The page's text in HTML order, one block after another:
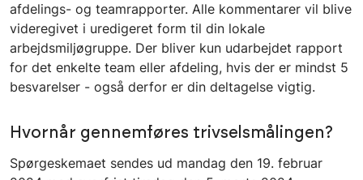
afdelings- og teamrapporter. Alle kommentarer vil blive
videregivet i uredigeret form til din lokale
arbejdsmiljøgruppe. Der bliver kun udarbejdet rapport
for det enkelte team eller afdeling, hvis der er mindst 5
besvarelser - også derfor er din deltagelse vigtig.
Hvornår gennemføres trivselsmålingen?
Spørgeskemaet sendes ud mandag den 19. februar